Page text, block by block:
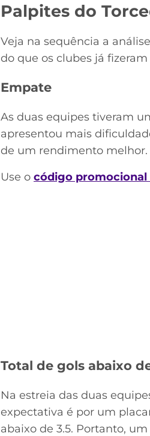
Palpites do
Veja na sequência a
do que os clubes já
Empate
As duas equipes tiveram
apresentou mais
de um rendimento melhor.
Use o código promocional
Total de gols abaixo
Na estreia das duas
expectativa é por um
abaixo de 3.5. Portanto,